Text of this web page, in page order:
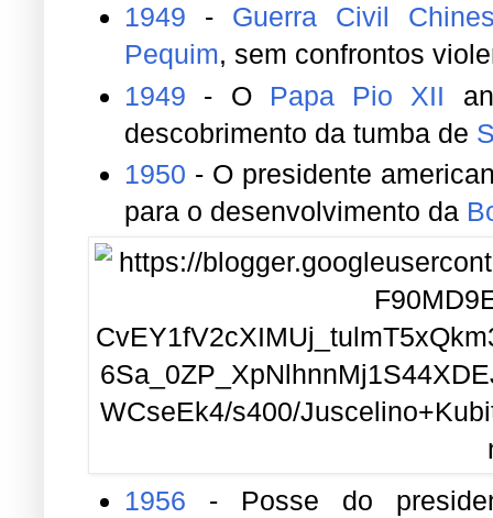
1949 - Guerra Civil
Pequim, sem confrontos
1949 - O Papa Pio XII
descobrimento da tumba de
1950 - O presidente
para o desenvolvimento da
1956 - Posse do